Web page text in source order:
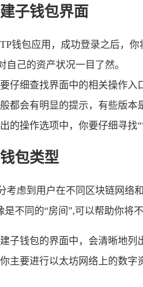
子钱包界面
钱包应用，成功登录之后，
自己的资产状况一目了然。
仔细查找界面中的相关操作入
都会有明显的提示，有些版本
的操作选项中，你要仔细寻找
包类型
考虑到用户在不同区块链网络
是不同的“房间”,可以帮助你将
子钱包的界面中，会清晰地列
主要进行以太坊网络上的数字